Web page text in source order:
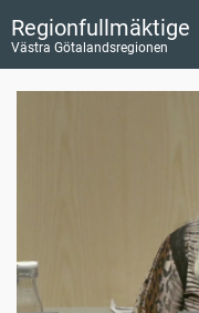
Regionfullmäktige
Västra Götalandsregionen